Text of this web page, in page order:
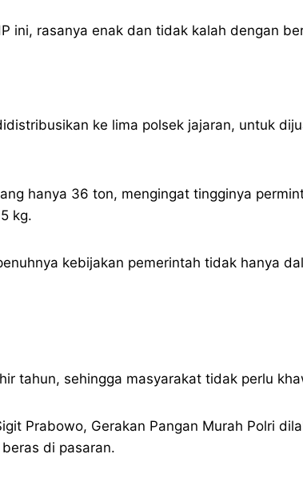
ini, rasanya enak dan tidak kalah dengan
ke lima polsek jajaran, untuk
hanya 36 ton, mengingat tingginya
kg.
kebijakan pemerintah tidak hanya
tahun, sehingga masyarakat tidak perlu
Prabowo, Gerakan Pangan Murah Polri
di pasaran.